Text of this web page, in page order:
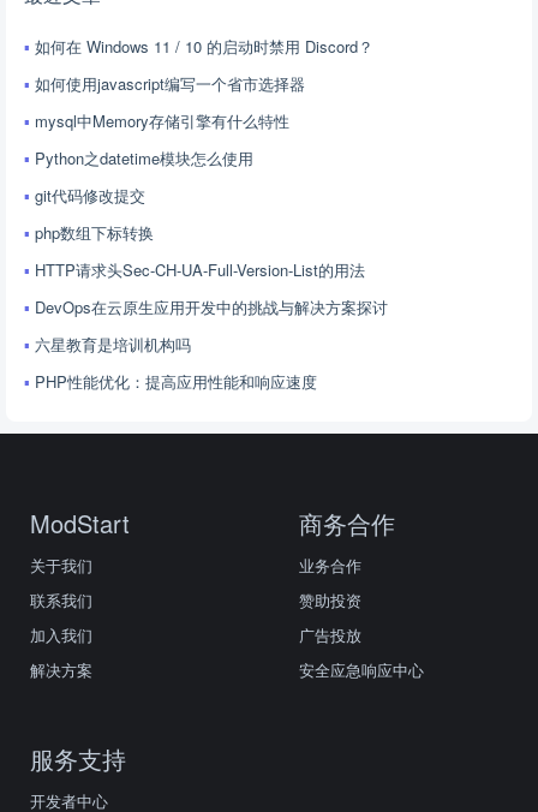
如何在 Windows 11 / 10 的启动时禁用 Discord？
如何使用javascript编写一个省市选择器
mysql中Memory存储引擎有什么特性
Python之datetime模块怎么使用
git代码修改提交
php数组下标转换
HTTP请求头Sec-CH-UA-Full-Version-List的用法
DevOps在云原生应用开发中的挑战与解决方案探讨
六星教育是培训机构吗
PHP性能优化：提高应用性能和响应速度
ModStart
关于我们
联系我们
加入我们
解决方案
商务合作
业务合作
赞助投资
广告投放
安全应急响应中心
服务支持
开发者中心